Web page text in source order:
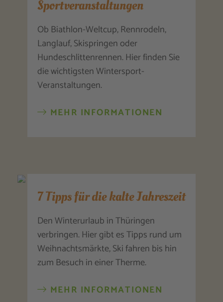
Sportveranstaltungen
Ob Biathlon-Weltcup, Rennrodeln,
Langlauf, Skispringen oder
Hundeschlittenrennen. Hier finden Sie
die wichtigsten Wintersport-
Veranstaltungen.
MEHR INFORMATIONEN
7 Tipps für die kalte Jahreszeit
Den Winterurlaub in Thüringen
verbringen. Hier gibt es Tipps rund um
Weihnachtsmärkte, Ski fahren bis hin
zum Besuch in einer Therme.
MEHR INFORMATIONEN